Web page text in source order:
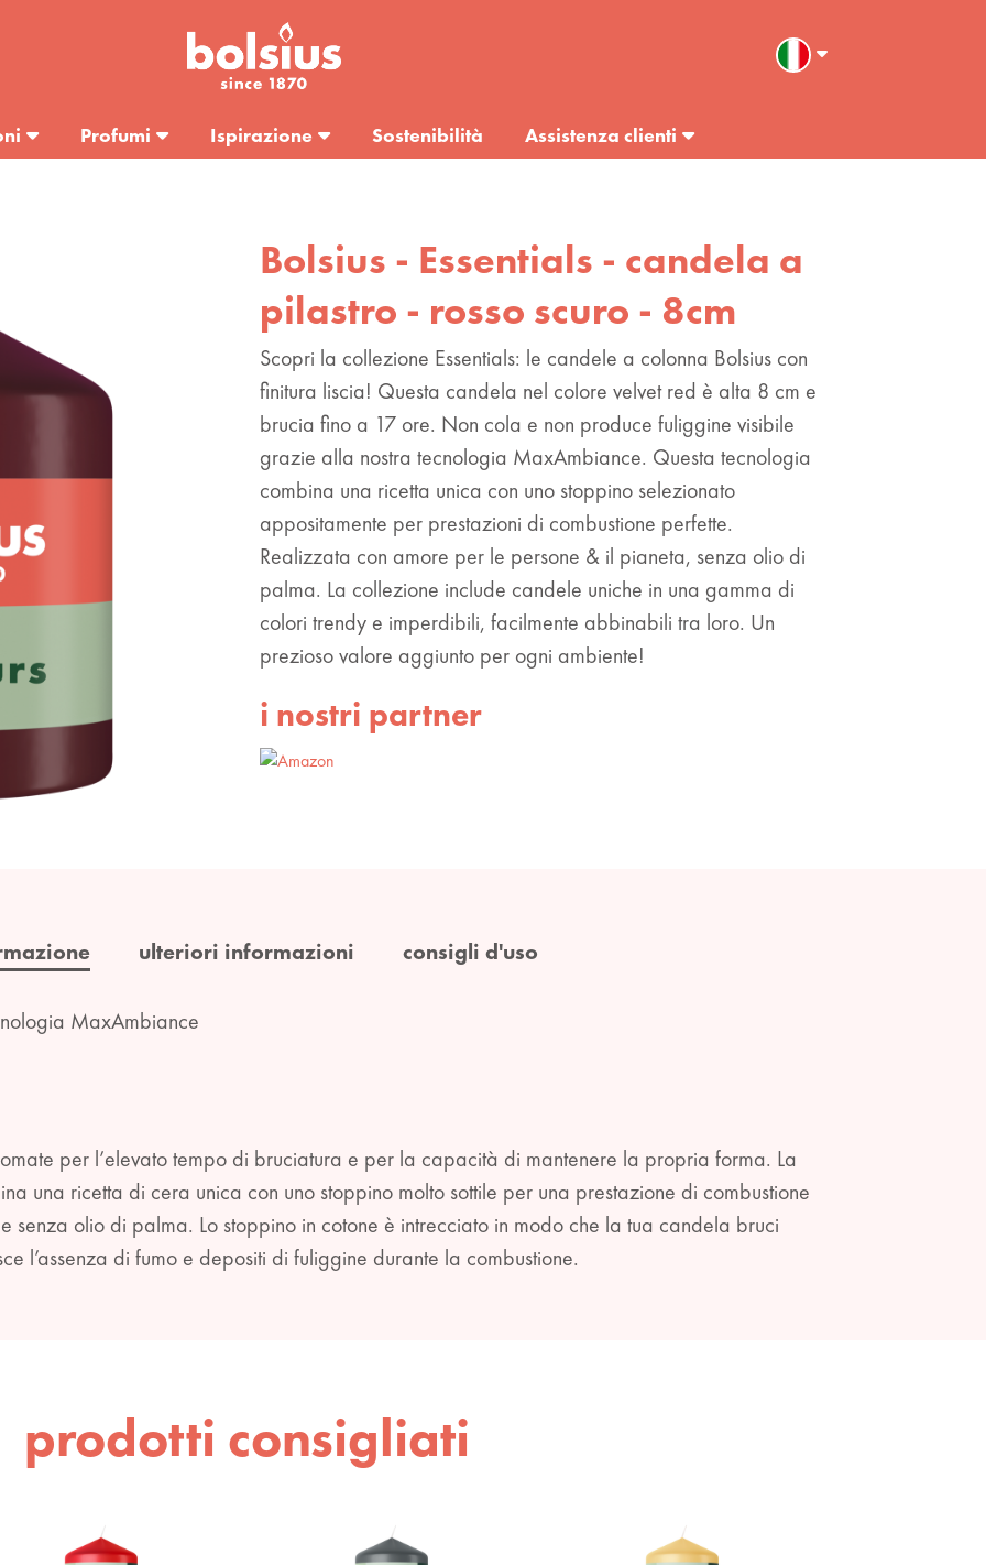
Profumi Ispirazione Sostenibilità Assistenza clienti
Bolsius - Essentials - candela a
pilastro - rosso scuro - 8cm
Scopri la collezione Essentials: le candele a colonna Bolsius con
finitura liscia! Questa candela nel colore velvet red è alta 8 cm e
brucia fino a 17 ore. Non cola e non produce fuliggine visibile
grazie alla nostra tecnologia MaxAmbiance. Questa tecnologia
combina una ricetta unica con uno stoppino selezionato
appositamente per prestazioni di combustione perfette.
Realizzata con amore per le persone & il pianeta, senza olio di
palma. La collezione include candele uniche in una gamma di
colori trendy e imperdibili, facilmente abbinabili tra loro. Un
prezioso valore aggiunto per ogni ambiente!
i nostri partner
ulteriori informazioni consigli d'uso
MaxAmbiance
per l’elevato tempo di bruciatura e per la capacità di mantenere la propria forma. La
una ricetta di cera unica con uno stoppino molto sottile per una prestazione di combustione
senza olio di palma. Lo stoppino in cotone è intrecciato in modo che la tua candela bruci
l’assenza di fumo e depositi di fuliggine durante la combustione.
prodotti consigliati